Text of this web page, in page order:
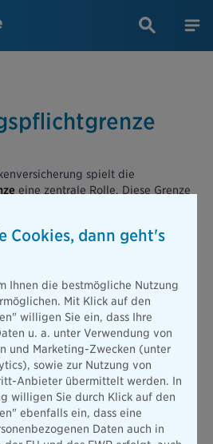
spielt die
eine zentrale Rolle. Diese Grenze
die Option haben, von der
Krankenvollversicherung zu
liegt, besteht in der
der gesetzlichen und der
zu wählen. Liegt das
unter der
, bleibt er automatisch in der
pflichtversichert. Es ist
dass für Selbstständige,
keine
gilt. Sie können sich unabhängig
ob sie sich gesetzlich oder
Cookies, dann geht's
Ihnen die bestmögliche Nutzung
Mit Klick auf den
willigen Sie ein, dass Ihre
u. a. unter Verwendung von
und Marketing-Zwecken (unter
sowie zur Nutzung von
Anbieter übermittelt werden. In
willigen Sie durch Klick auf den
ebenfalls ein, dass eine
Daten auch in